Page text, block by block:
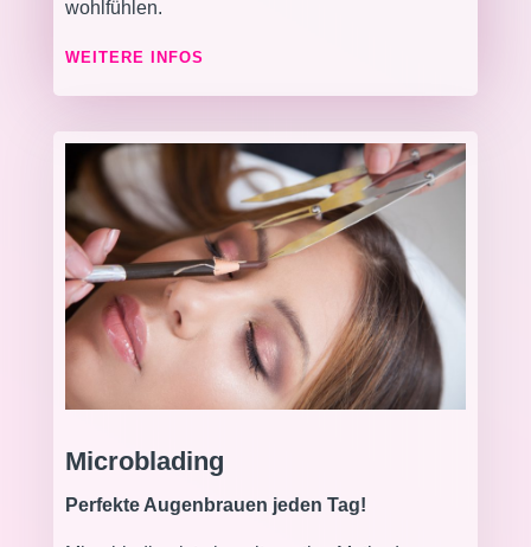
wohlfühlen.
WEITERE INFOS
Microblading
Perfekte Augenbrauen jeden Tag!